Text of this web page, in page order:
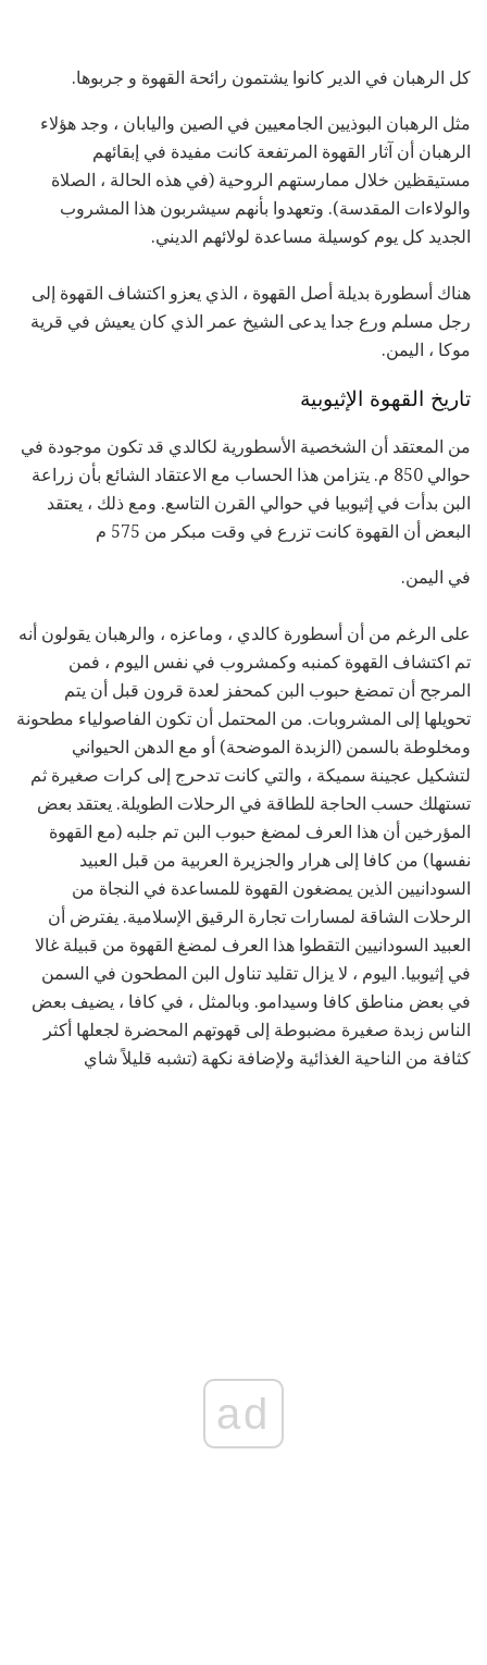
كل الرهبان في الدير كانوا يشتمون رائحة القهوة و جربوها.
مثل الرهبان البوذيين الجامعيين في الصين واليابان ، وجد هؤلاء
الرهبان أن آثار القهوة المرتفعة كانت مفيدة في إبقائهم
مستيقظين خلال ممارستهم الروحية (في هذه الحالة ، الصلاة
والولاءات المقدسة). وتعهدوا بأنهم سيشربون هذا المشروب
الجديد كل يوم كوسيلة مساعدة لولائهم الديني.
هناك أسطورة بديلة أصل القهوة ، الذي يعزو اكتشاف القهوة إلى
رجل مسلم ورع جدا يدعى الشيخ عمر الذي كان يعيش في قرية
موكا ، اليمن.
تاريخ القهوة الإثيوبية
من المعتقد أن الشخصية الأسطورية لكالدي قد تكون موجودة في
حوالي 850 م. يتزامن هذا الحساب مع الاعتقاد الشائع بأن زراعة
البن بدأت في إثيوبيا في حوالي القرن التاسع. ومع ذلك ، يعتقد
البعض أن القهوة كانت تزرع في وقت مبكر من 575 م
في اليمن.
على الرغم من أن أسطورة كالدي ، وماعزه ، والرهبان يقولون أنه
تم اكتشاف القهوة كمنبه وكمشروب في نفس اليوم ، فمن
المرجح أن تمضغ حبوب البن كمحفز لعدة قرون قبل أن يتم
تحويلها إلى المشروبات. من المحتمل أن تكون الفاصولياء مطحونة
ومخلوطة بالسمن (الزبدة الموضحة) أو مع الدهن الحيواني
لتشكيل عجينة سميكة ، والتي كانت تدحرج إلى كرات صغيرة ثم
تستهلك حسب الحاجة للطاقة في الرحلات الطويلة. يعتقد بعض
المؤرخين أن هذا العرف لمضغ حبوب البن تم جلبه (مع القهوة
نفسها) من كافا إلى هرار والجزيرة العربية من قبل العبيد
السودانيين الذين يمضغون القهوة للمساعدة في النجاة من
الرحلات الشاقة لمسارات تجارة الرقيق الإسلامية. يفترض أن
العبيد السودانيين التقطوا هذا العرف لمضغ القهوة من قبيلة غالا
في إثيوبيا. اليوم ، لا يزال تقليد تناول البن المطحون في السمن
في بعض مناطق كافا وسيدامو. وبالمثل ، في كافا ، يضيف بعض
الناس زبدة صغيرة مضبوطة إلى قهوتهم المحضرة لجعلها أكثر
كثافة من الناحية الغذائية ولإضافة نكهة (تشبه قليلاً شاي
ad